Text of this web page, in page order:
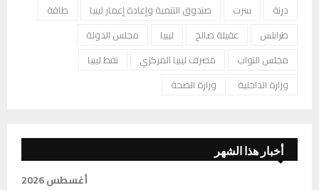
درنة
سرت صندوق التنمية وإعادة إعمار ليبيا
طاقة
طرابلس
عقيلة صالح ليبيا
مجلس الدولة
مجلس النواب
مصرف ليبيا المركزي
نفط ليبيا
وزارة الداخلية
وزارة الصحة
أخبار هذا الشهر
أغسطس 2026